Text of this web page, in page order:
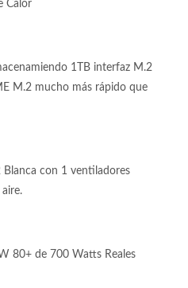
x 8GB) Velocidad de
Calor
M.2 mucho más rápido que
con 1 ventiladores